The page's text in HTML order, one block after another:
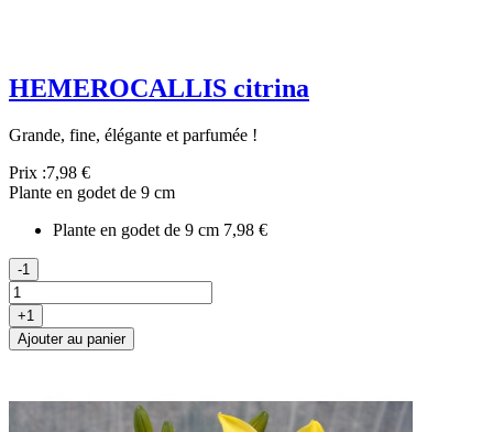
HEMEROCALLIS citrina
Grande, fine, élégante et parfumée !
Prix :7,98 €
Plante en godet de 9 cm
Plante en godet de 9 cm 7,98 €
-1
+1
Ajouter au panier